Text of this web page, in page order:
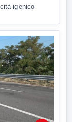
igienico-